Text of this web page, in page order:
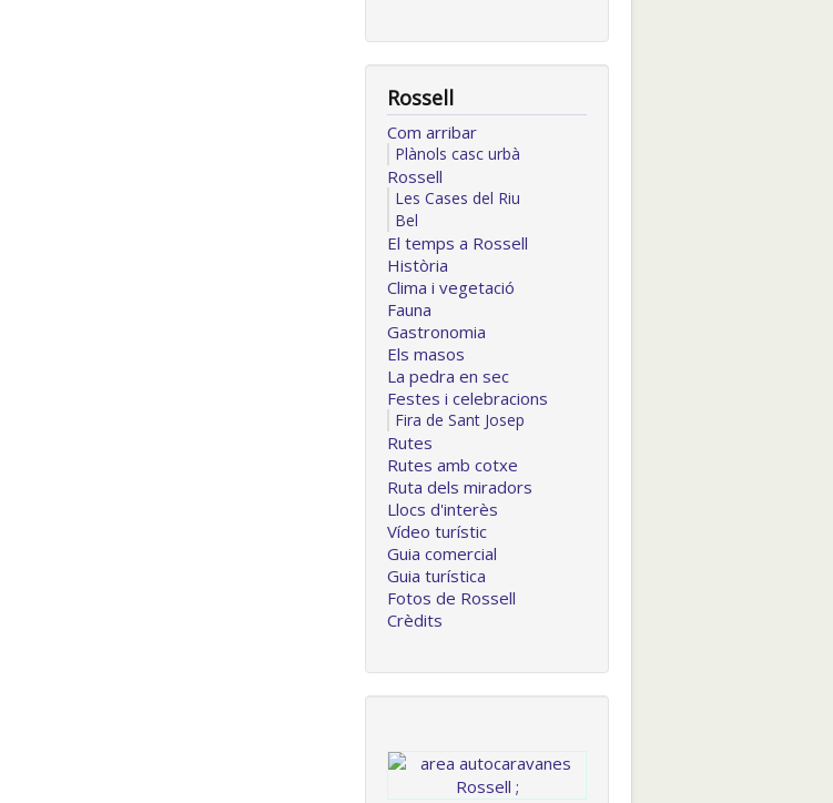
Rossell
Com arribar
Plànols casc urbà
Rossell
Les Cases del Riu
Bel
El temps a Rossell
Història
Clima i vegetació
Fauna
Gastronomia
Els masos
La pedra en sec
Festes i celebracions
Fira de Sant Josep
Rutes
Rutes amb cotxe
Ruta dels miradors
Llocs d'interès
Vídeo turístic
Guia comercial
Guia turística
Fotos de Rossell
Crèdits